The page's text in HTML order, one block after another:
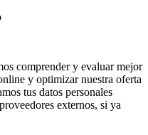
comprender y evaluar mejor
y optimizar nuestra oferta
tus datos personales
externos, si ya